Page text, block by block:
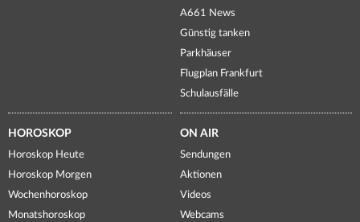
A661 News
Günstig tanken
Parkhäuser
Flugplan Frankfurt
Schulausfälle
HOROSKOP
Horoskop Heute
Horoskop Morgen
Wochenhoroskop
Monatshoroskop
ON AIR
Sendungen
Aktionen
Videos
Webcams